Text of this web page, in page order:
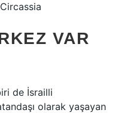
VAR
de İsrailli
olarak yaşayan